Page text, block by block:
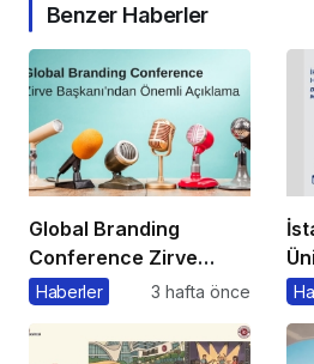
Benzer Haberler
Global Branding
Conference Zirve
Başkanı’ndan Önemli
Haberler 3 hafta önce